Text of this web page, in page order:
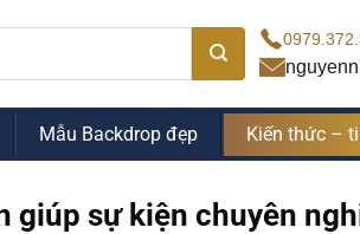
Mẫu Backdrop đẹp Kiến thức –
giúp sự kiện chuyên